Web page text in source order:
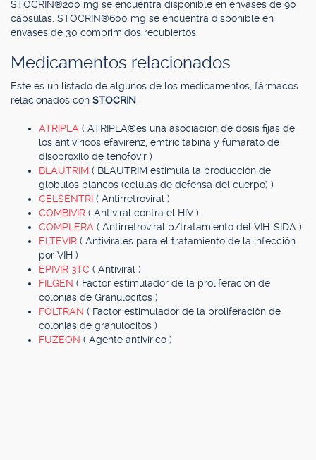
STOCRIN®200 mg se encuentra disponible en envases de 90
cápsulas. STOCRIN®600 mg se encuentra disponible en
envases de 30 comprimidos recubiertos.
Medicamentos relacionados
Este es un listado de algunos de los medicamentos, fármacos
relacionados con STOCRIN
ATRIPLA ( ATRIPLA®es una asociación de dosis fijas de
los antivíricos efavirenz, emtricitabina y fumarato de
disoproxilo de tenofovir )
BLAUTRIM ( BLAUTRIM estimula la producción de
glóbulos blancos (células de defensa del cuerpo) )
CELSENTRI ( Antirretroviral )
COMBIVIR ( Antiviral contra el HIV )
COMPLERA ( Antirretroviral p/tratamiento del VIH-SIDA )
ELTEVIR ( Antivirales para el tratamiento de la infección
por VIH )
EPIVIR 3TC ( Antiviral )
FILGEN ( Factor estimulador de la proliferación de
colonias de Granulocitos )
FOLTRAN ( Factor estimulador de la proliferación de
colonias de granulocitos )
FUZEON ( Agente antivírico )